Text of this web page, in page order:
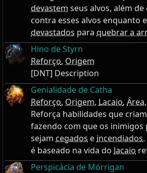
devastem seus alvos, além de
contra esses alvos enquanto
devastados para quebrar a
Hino de Styrn
Reforço, Origem
[DNT] Description
Genialidade de Catha
Reforço, Origem, Lacaio, Área,
Reforça habilidades que criam
fazendo com que os inimigos
sejam cegados e incendiados
é baseado na vida do lacaio
Perspicácia de Mórrigan